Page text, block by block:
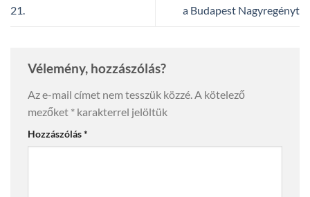
21.
a Budapest Nagyregényt
Vélemény, hozzászólás?
Az e-mail címet nem tesszük közzé. A kötelező
mezőket * karakterrel jelöltük
Hozzászólás*